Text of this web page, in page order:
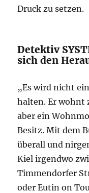
Druck zu setzen.
Detektiv
sich den
„Es wird nicht
halten. Er wohnt
aber ein
Besitz. Mit dem
überall und
Kiel irgendwo
Timmendorfer
oder Eutin on